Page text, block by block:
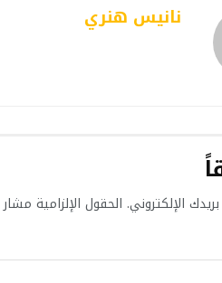
نانيس هنري
الإلكتروني. الحقول الإلزامية مشار